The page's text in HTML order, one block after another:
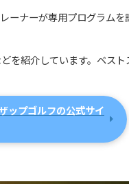
ーナーが専用プログラムを
を紹介しています。 ベスト
ップゴルフの公式サイ